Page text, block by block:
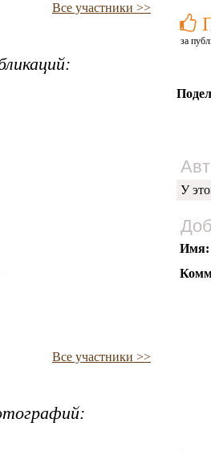
Все участники >>
Все участники >>
за
У
Имя: